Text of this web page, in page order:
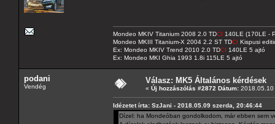
Mondeo MKIV Titanium 2008 2.0 TDCI 140LE (170LE -
Mondeo MKIII Titanium-X 2004 2.2 ST TDCI Kispusi
Ex: Mondeo MKIV Trend 2010 2.0 TDCI 140LE 5 ajtó
Ex: Mondeo MKI Ghia 1993 1.8i 115LE 5 ajtó
podani
Vendég
Válasz: MK5 Általános kérdések
« Új hozzászólás #2872 Dátum: 2018.05.10
Idézetet írta: SzJani - 2018.05.09 szerda, 20:46:44
Dízel: ha Mondeóban gondolkodom, már ebben sem